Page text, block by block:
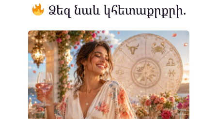
Ձեզ նաև կհետաքրքրի.